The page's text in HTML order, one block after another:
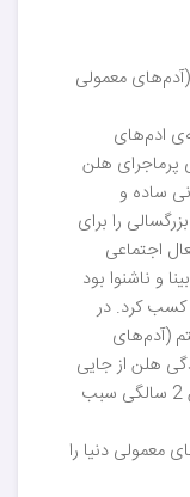
معمولی
ادم‌های
پرماجرای هلن
ساده و
را برای
اجتماعی
و ناشنوا بود
کسب کرد. در
(آدم‌های
هلن از جایی
شروع می‌شود که یک بیماری نادر در سن 2 سالگی سبب
معمولی دنیا را